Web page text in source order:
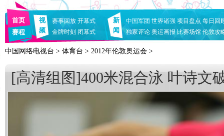
首页
赛程
视
频
赛事回放 开幕式
金牌时刻 闭幕式
新
闻
中国军团 世界诸强 项目盘点 每日回
独家评论 奥运画报 比赛场馆 伦敦攻
中国网络电视台 > 体育台 > 2012年伦敦奥运会 >
[高清组图]400米混合泳 叶诗文